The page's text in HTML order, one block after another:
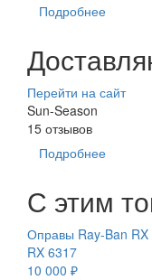
Подробнее
Перейти на сайт
Sun-Season
15 отзывов
Подробнее
С этим
Оправы Ray-Ban RX
RX 6317
10 000 ₽